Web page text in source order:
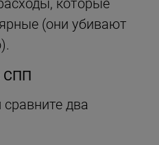
которые
(они убивают
СПП
два